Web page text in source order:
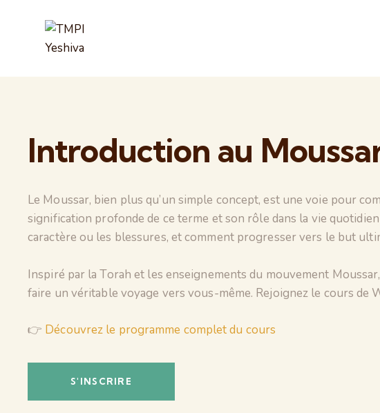
Introduction au
Le Moussar, bien plus qu’un simple concept, est une voie pour
signification profonde de ce terme et son rôle dans la vie
caractère ou les blessures, et comment progresser vers le but
Inspiré par la Torah et les enseignements du mouvement
faire un véritable voyage vers vous-même. Rejoignez le cours
👉 Découvrez le programme complet du cours
S'INSCRIRE